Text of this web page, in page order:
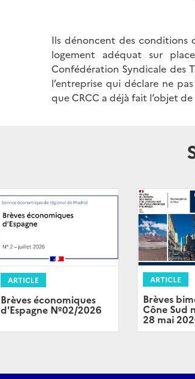
Ils dénoncent des conditions
logement adéquat sur
Confédération Syndicale des
l’entreprise qui déclare ne
que CRCC a déjà fait l’objet
ARTICLE
Brèves économiques
d'Espagne Nº02/2026
ARTICLE
Brèves
Cône Sud
28 mai